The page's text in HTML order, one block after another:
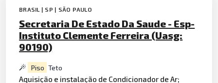
BRASIL | SP | SÃO PAULO
Secretaria De Estado Da Saude - Esp-
Instituto Clemente Ferreira (Uasg:
90190)
Piso Teto
Aquisição e instalação de Condicionador de Ar;